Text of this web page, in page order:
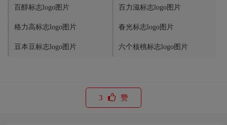
百醇标志logo图片 百力滋标志logo图片
格力高标志logo图片 春光标志logo图片
豆本豆标志logo图片 六个核桃标志logo图片
3 赞